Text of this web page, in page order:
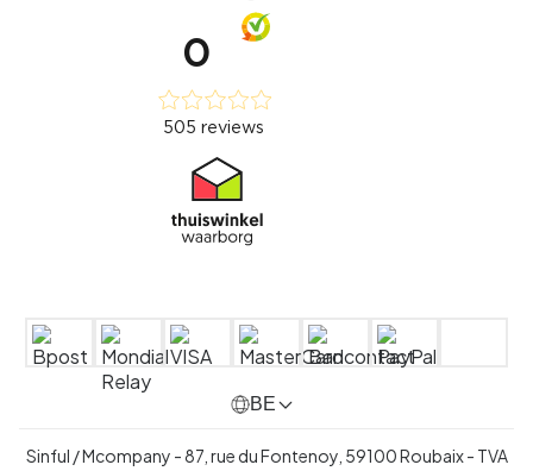
BE
Sinful / Mcompany - 87, rue du Fontenoy, 59100 Roubaix - TVA